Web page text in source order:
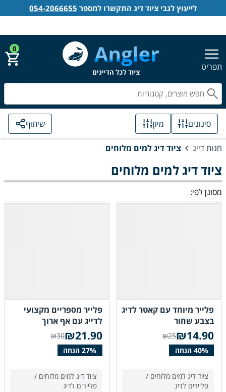
תפריט
0
סינונים מיון שיתוף
חנות דייג ציוד דיג למים מלוחים
מסונן לפי:
ציוד דיג למים מלוחים
פלייר מיוחד עם קאטר לדיג
בצבע שחור
ציוד דיג למים מלוחים /
פליירים לדיג
₪25 14.90
₪
פלייר מספריים מקצועי
לדייג עם אף ארוך
ציוד דיג למים מלוחים /
פליירים לדיג
₪30 21.90
₪
לייעוץ לגבי ציוד דיג התקשרו למספר 054-2066655